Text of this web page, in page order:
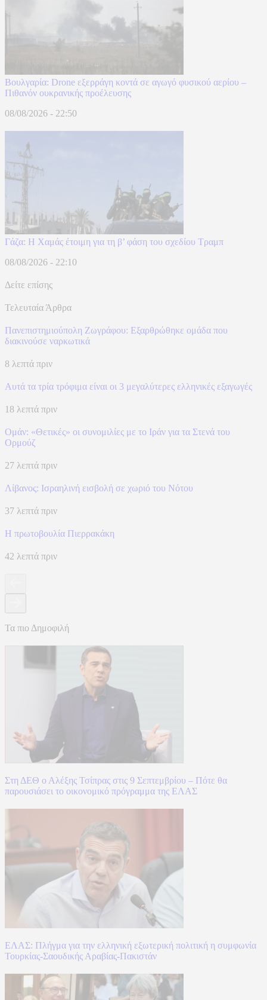
Βουλγαρία: Drone εξερράγη κοντά σε αγωγό φυσικού αερίου –
Πιθανόν ουκρανικής προέλευσης
08/08/2026 - 22:50
Γάζα: Η Χαμάς έτοιμη για τη β’ φάση του σχεδίου Τραμπ
08/08/2026 - 22:10
Δείτε επίσης
Τελευταία Άρθρα
Πανεπιστημιούπολη Ζωγράφου: Εξαρθρώθηκε ομάδα που
διακινούσε ναρκωτικά
8 λεπτά πριν
Αυτά τα τρία τρόφιμα είναι οι 3 μεγαλύτερες ελληνικές εξαγωγές
18 λεπτά πριν
Ομάν: «Θετικές» οι συνομιλίες με το Ιράν για τα Στενά του
Ορμούζ
27 λεπτά πριν
Λίβανος: Ισραηλινή εισβολή σε χωριό του Νότου
37 λεπτά πριν
Η πρωτοβουλία Πιερρακάκη
42 λεπτά πριν
Τα πιο Δημοφιλή
Στη ΔΕΘ ο Αλέξης Τσίπρας στις 9 Σεπτεμβρίου – Πότε θα
παρουσιάσει το οικονομικό πρόγραμμα της ΕΛΑΣ
ΕΛΑΣ: Πλήγμα για την ελληνική εξωτερική πολιτική η συμφωνία
Τουρκίας-Σαουδικής Αραβίας-Πακιστάν